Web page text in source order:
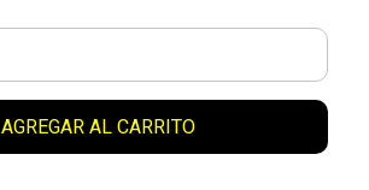
AGREGAR AL CARRITO